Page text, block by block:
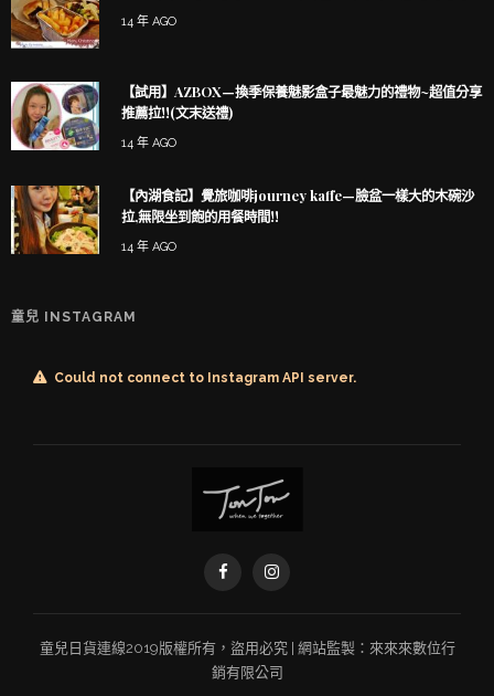
14 年 AGO
【試用】AZBOX—換季保養魅影盒子最魅力的禮物~超值分享
推薦拉!!(文末送禮)
14 年 AGO
【內湖食記】覺旅咖啡journey kaffe—臉盆一樣大的木碗沙
拉,無限坐到飽的用餐時間!!
14 年 AGO
童兒 INSTAGRAM
Could not connect to Instagram API server.
童兒日貨連線2019版權所有，盜用必究 | 網站監製： 來來來數位行
銷有限公司